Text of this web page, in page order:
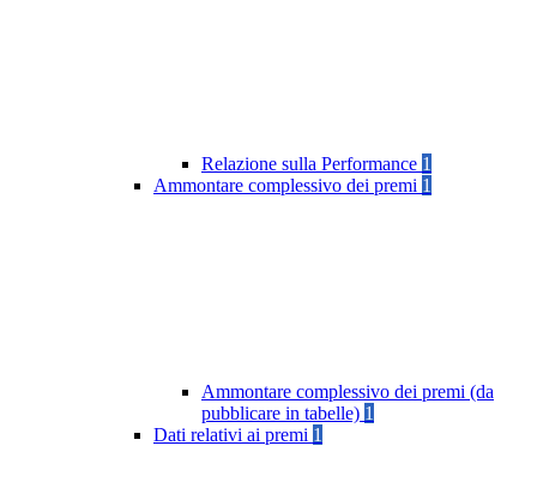
Relazione sulla Performance 1
Ammontare complessivo dei premi 1
Ammontare complessivo dei premi (da
pubblicare in tabelle) 1
Dati relativi ai premi 1